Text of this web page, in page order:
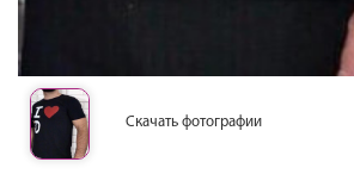
Скачать фотографии